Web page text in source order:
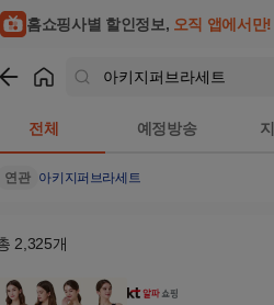
홈쇼핑사별 할인정보, 오직 앱에서만!
전체 예정방송
연관 아키지퍼브라세트
2,325개